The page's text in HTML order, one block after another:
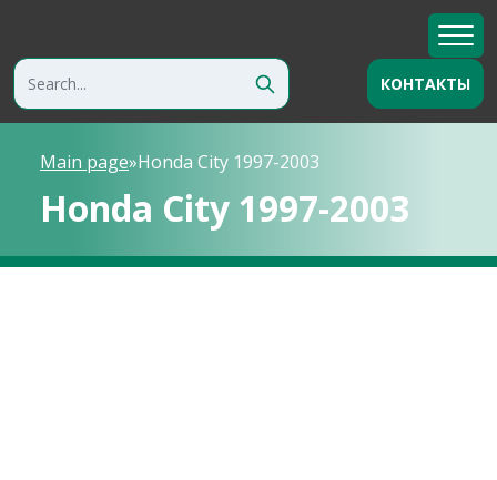
КОНТАКТЫ
Main page»Honda City 1997-2003
Honda City 1997-2003